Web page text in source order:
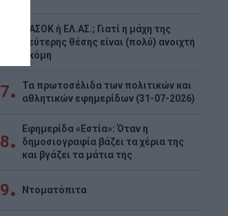
ΠΑΣΟΚ ή ΕΛ.ΑΣ.; Γιατί η μάχη της
δεύτερης θέσης είναι (πολύ) ανοιχτή
ακόμη
7
Τα πρωτοσέλιδα των πολιτικών και
αθλητικών εφημερίδων (31-07-2026)
8
Εφημερίδα «Εστία»: Όταν η
δημοσιογραφία βάζει τα χέρια της
και βγάζει τα μάτια της
9 Ντοματόπιτα